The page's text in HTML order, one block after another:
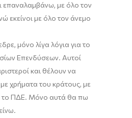
επαναλαμβάνω, με όλο τον
εκείνοι με όλο τον άνεμο
μόνο λίγα λόγια για το
Επενδύσεων. Αυτοί
και θέλουν να
χρήματα του κράτους, με
ΠΔΕ. Μόνο αυτά θα πω